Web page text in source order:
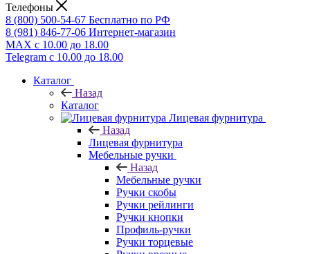
Телефоны
8 (800) 500-54-67 Бесплатно по РФ
8 (981) 846-77-06 Интернет-магазин
MAX с 10.00 до 18.00
Telegram с 10.00 до 18.00
Каталог
Назад
Каталог
Лицевая фурнитура
Назад
Лицевая фурнитура
Мебельные ручки
Назад
Мебельные ручки
Ручки скобы
Ручки рейлинги
Ручки кнопки
Профиль-ручки
Ручки торцевые